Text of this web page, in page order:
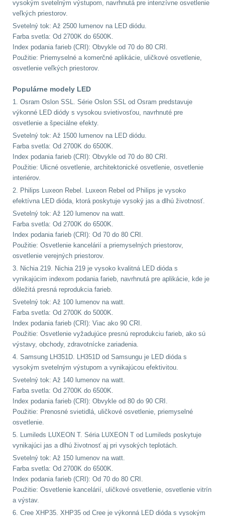
AR15 12
AK4710
.22 10
.223 (5.56mm) 9
.243 .260 (6.5mm)
.270 .280 (7mm)8
.30 .308 (7.62mm)
11
12GA, 20GA 14
.40 .4111
.44 .4512
.357 .38 (9mm)12
19119
AR106
Náradie a nástroje k
zbraniam33
AR15 19
AK479
.22 7
.223 (5.56mm)8
.243 .260 (6.5mm)7
vysokým svetelným výstupom, navrhnutá pre intenzívne osvetlenie
veľkých priestorov.
Svetelný tok: Až 2500 lumenov na LED diódu.
Farba svetla: Od 2700K do 6500K.
Index podania farieb (CRI): Obvykle od 70 do 80 CRI.
Použitie: Priemyselné a komerčné aplikácie, uličkové osvetlenie,
osvetlenie veľkých priestorov.
Populárne modely LED
1. Osram Oslon SSL. Série Oslon SSL od Osram predstavuje
výkonné LED diódy s vysokou svietivosťou, navrhnuté pre
osvetlenie a špeciálne efekty.
Svetelný tok: Až 1500 lumenov na LED diódu.
Farba svetla: Od 2700K do 6500K.
Index podania farieb (CRI): Obvykle od 70 do 80 CRI.
Použitie: Ulicné osvetlenie, architektonické osvetlenie, osvetlenie
interiérov.
2. Philips Luxeon Rebel. Luxeon Rebel od Philips je vysoko
efektívna LED dióda, ktorá poskytuje vysoký jas a dlhú životnosť.
Svetelný tok: Až 120 lumenov na watt.
Farba svetla: Od 2700K do 6500K.
Index podania farieb (CRI): Od 70 do 80 CRI.
Použitie: Osvetlenie kancelárií a priemyselných priestorov,
osvetlenie verejných priestorov.
3. Nichia 219. Nichia 219 je vysoko kvalitná LED dióda s
vynikajúcim indexom podania farieb, navrhnutá pre aplikácie, kde je
dôležitá presná reprodukcia farieb.
Svetelný tok: Až 100 lumenov na watt.
Farba svetla: Od 2700K do 5000K.
Index podania farieb (CRI): Viac ako 90 CRI.
Použitie: Osvetlenie vyžadujúce presnú reprodukciu farieb, ako sú
výstavy, obchody, zdravotnícke zariadenia.
4. Samsung LH351D. LH351D od Samsungu je LED dióda s
vysokým svetelným výstupom a vynikajúcou efektivitou.
Svetelný tok: Až 140 lumenov na watt.
Farba svetla: Od 2700K do 6500K.
Index podania farieb (CRI): Obvykle od 80 do 90 CRI.
Použitie: Prenosné svietidlá, uličkové osvetlenie, priemyselné
osvetlenie.
5. Lumileds LUXEON T. Séria LUXEON T od Lumileds poskytuje
vynikajúci jas a dlhú životnosť aj pri vysokých teplotách.
Svetelný tok: Až 150 lumenov na watt.
Farba svetla: Od 2700K do 6500K.
Index podania farieb (CRI): Od 70 do 80 CRI.
Použitie: Osvetlenie kancelárií, uličkové osvetlenie, osvetlenie vitrín
a výstav.
6. Cree XHP35. XHP35 od Cree je výkonná LED dióda s vysokým